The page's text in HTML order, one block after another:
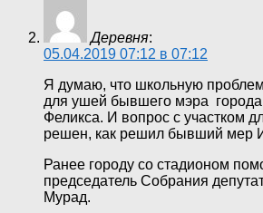
Деревня:
05.04.2019 07:12 в 07:12
Я думаю, что школьную
для ушей бывшего мэра
Феликса. И вопрос с участком
решен, как решил бывший мер
Ранее городу со стадионом
председатель Собрания
Мурад.